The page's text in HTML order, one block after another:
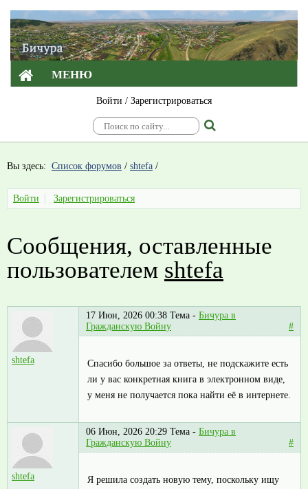
МЕНЮ
Войти / Зарегистрироваться
Вы здесь: Список форумов / shtefa /
Войти Зарегистрироваться
Сообщения, оставленные
пользователем shtefa
shtefa
17 Июн, 2026 00:38 Тема - Бичура в
Гражданскую Войну
#
Спасибо большое за ответы, не подскажите есть
ли у вас конкретная книга в электронном виде,
у меня не получается пока найти её в интернете.
shtefa
06 Июн, 2026 20:29 Тема - Бичура в
Гражданскую Войну
#
Я решила создать новую тему, поскольку ищу